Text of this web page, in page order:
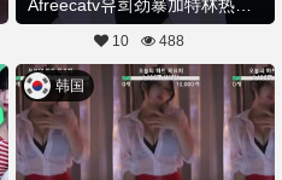
10 488
韩国